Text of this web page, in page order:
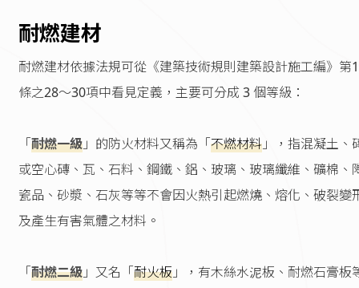
耐燃建材
耐燃建材依據法規可從《建築技術規則建築設計施工編》第1
條之28～30項中看見定義，主要可分成 3 個等級：
「耐燃一級 」的防火材料又稱為「不燃材料 」，指混凝土、
或空心磚、瓦、石料、鋼鐵、鋁、玻璃、玻璃纖維、礦棉、
瓷品、砂漿、石灰等等不會因火熱引起燃燒、熔化、破裂變
及產生有害氣體之材料。
「耐燃二級 」又名「耐火板 」，有木絲水泥板、耐燃石膏板